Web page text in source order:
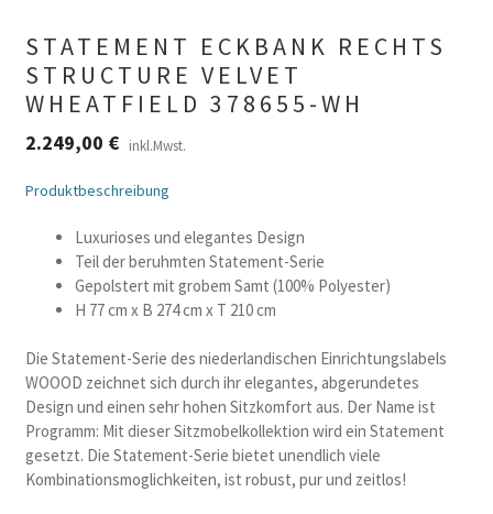
STATEMENT ECKBANK RECHTS
STRUCTURE VELVET
WHEATFIELD 378655-WH
2.249,00 € inkl.Mwst.
Produktbeschreibung
Luxurioses und elegantes Design
Teil der beruhmten Statement-Serie
Gepolstert mit grobem Samt (100% Polyester)
H 77 cm x B 274 cm x T 210 cm
Die Statement-Serie des niederlandischen Einrichtungslabels
WOOOD zeichnet sich durch ihr elegantes, abgerundetes
Design und einen sehr hohen Sitzkomfort aus. Der Name ist
Programm: Mit dieser Sitzmobelkollektion wird ein Statement
gesetzt. Die Statement-Serie bietet unendlich viele
Kombinationsmoglichkeiten, ist robust, pur und zeitlos!